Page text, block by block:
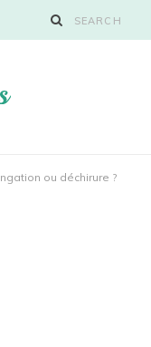
ou déchirure ?